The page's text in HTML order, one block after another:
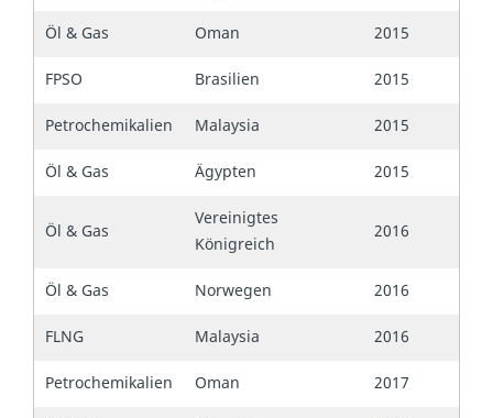
Öl & Gas
Oman
2015
FPSO
Brasilien
2015
Petrochemikalien
Malaysia
2015
Öl & Gas
Ägypten 2015
Öl & Gas
Vereinigtes
Königreich
2016
Öl & Gas Norwegen
2016
FLNG
Malaysia
2016
Petrochemikalien
Oman
2017